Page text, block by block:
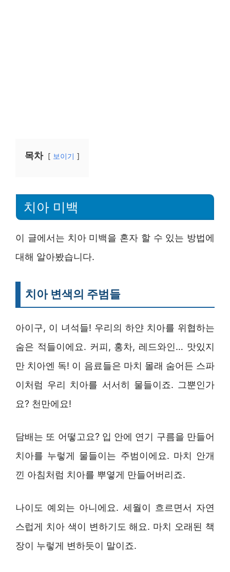
목차 보이기
치아 미백
이 글에서는 치아 미백을 혼자 할 수 있는 방법에
대해 알아봤습니다.
치아 변색의 주범들
아이구, 이 녀석들! 우리의 하얀 치아를 위협하는
숨은 적들이에요. 커피, 홍차, 레드와인… 맛있지
만 치아엔 독! 이 음료들은 마치 몰래 숨어든 스파
이처럼 우리 치아를 서서히 물들이죠. 그뿐인가
요? 천만에요!
담배는 또 어떻고요? 입 안에 연기 구름을 만들어
치아를 누렇게 물들이는 주범이에요. 마치 안개
낀 아침처럼 치아를 뿌옇게 만들어버리죠.
나이도 예외는 아니에요. 세월이 흐르면서 자연
스럽게 치아 색이 변하기도 해요. 마치 오래된 책
장이 누렇게 변하듯이 말이죠.